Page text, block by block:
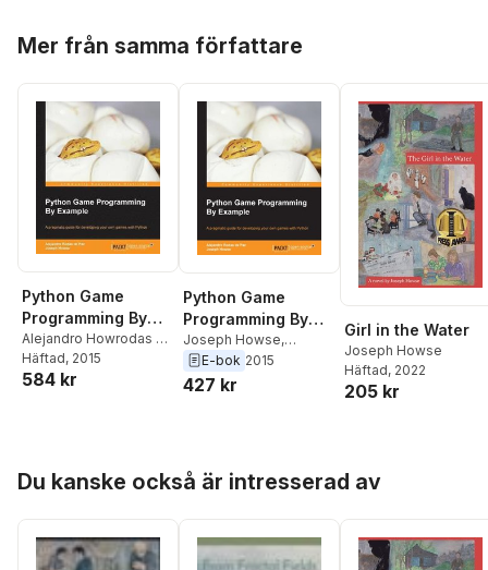
Mer från samma författare
Python Game
Programming By
Example
Alejandro Howrodas De
Paz,Joseph Howse
Häftad, 2015
584 kr
Python Game
Programming By
Example
Joseph Howse,
Alejandro Rodas de
Paz
E-bok 2015
427 kr
Girl in the Water
Joseph Howse
Häftad, 2022
205 kr
Du kanske också är intresserad av